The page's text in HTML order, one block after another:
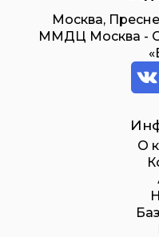
Москва,
ММДЦ Москва -
О